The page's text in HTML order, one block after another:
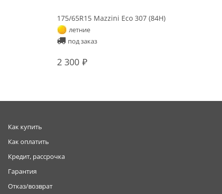
175/65R15 Mazzini Eco 307 (84H)
летние
под заказ
2 300
Как купить
Как оплатить
Кредит, рассрочка
Гарантия
Отказ/возврат